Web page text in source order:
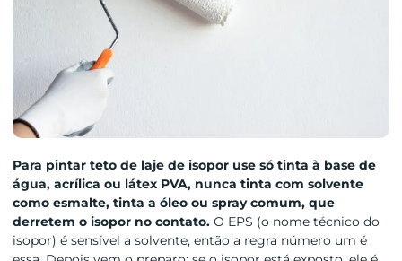
Para pintar teto de laje de isopor use só tinta à base de
água, acrílica ou látex PVA, nunca tinta com solvente
como esmalte, tinta a óleo ou spray comum, que
derretem o isopor no contato.O EPS (o nome técnico do
isopor) é sensível a solvente, então a regra número um é